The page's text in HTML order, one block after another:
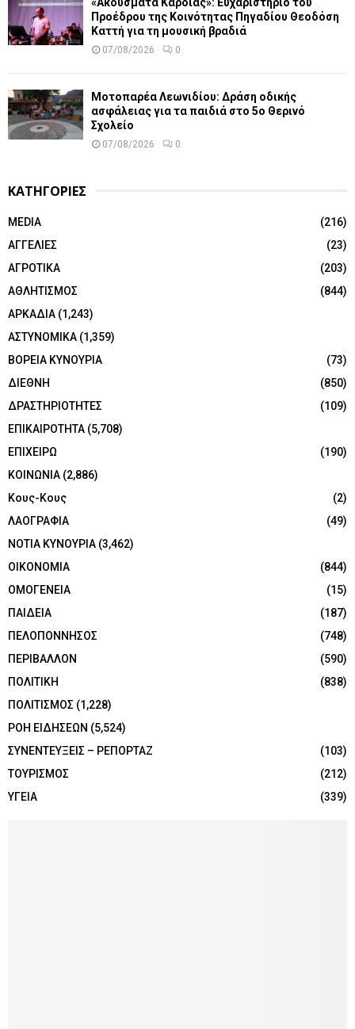
Προέδρου της Κοινότητας Πηγαδίου Θεοδόση
Καττή για τη μουσική βραδιά
07/08/2026 0
Μοτοπαρέα Λεωνιδίου: Δράση οδικής
ασφάλειας για τα παιδιά στο 5ο Θερινό
Σχολείο
07/08/2026 0
ΚΑΤΗΓΟΡΙΕΣ
MEDIA
(216)
ΑΓΓΕΛΙΕΣ
(23)
ΑΓΡΟΤΙΚΑ
(203)
ΑΘΛΗΤΙΣΜΟΣ
(844)
ΑΡΚΑΔΙΑ (1,243)
ΑΣΤΥΝΟΜΙΚΑ (1,359)
ΒΟΡΕΙΑ ΚΥΝΟΥΡΙΑ
(73)
ΔΙΕΘΝΗ
(850)
ΔΡΑΣΤΗΡΙΟΤΗΤΕΣ
(109)
ΕΠΙΚΑΙΡΟΤΗΤΑ (5,708)
ΕΠΙΧΕΙΡΩ
(190)
ΚΟΙΝΩΝΙΑ (2,886)
Κους-Κους
(2)
ΛΑΟΓΡΑΦΙΑ
(49)
ΝΟΤΙΑ ΚΥΝΟΥΡΙΑ (3,462)
ΟΙΚΟΝΟΜΙΑ
(844)
ΟΜΟΓΕΝΕΙΑ
(15)
ΠΑΙΔΕΙΑ
(187)
ΠΕΛΟΠΟΝΝΗΣΟΣ
(748)
ΠΕΡΙΒΑΛΛΟΝ
(590)
ΠΟΛΙΤΙΚΗ
(838)
ΠΟΛΙΤΙΣΜΟΣ (1,228)
ΡΟΗ ΕΙΔΗΣΕΩΝ (5,524)
ΣΥΝΕΝΤΕΥΞΕΙΣ – ΡΕΠΟΡΤΑΖ
(103)
ΤΟΥΡΙΣΜΟΣ
(212)
ΥΓΕΙΑ
(339)